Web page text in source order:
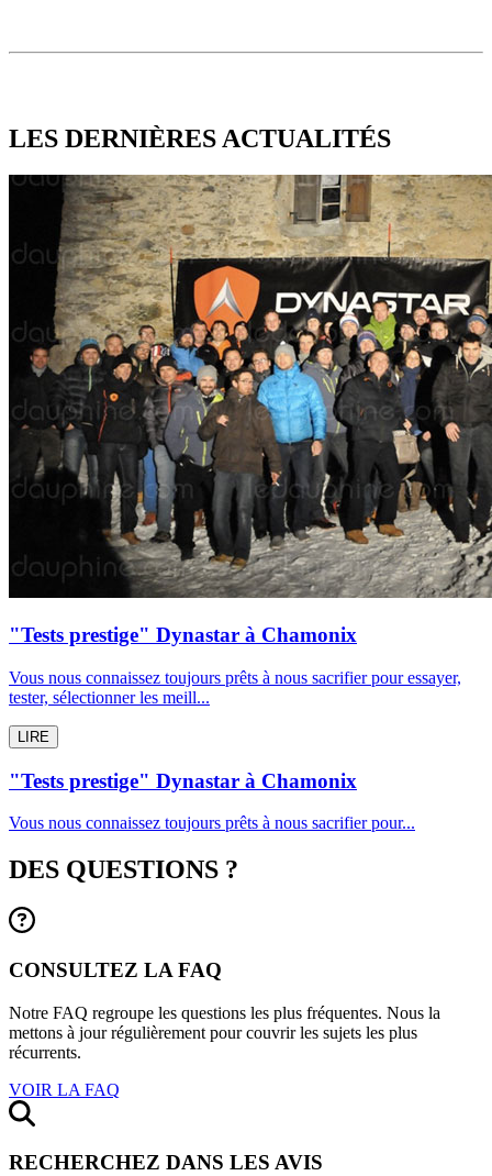
LES DERNIÈRES ACTUALITÉS
"Tests prestige" Dynastar à Chamonix
Vous nous connaissez toujours prêts à nous sacrifier pour essayer,
tester, sélectionner les meill...
LIRE
"Tests prestige" Dynastar à Chamonix
Vous nous connaissez toujours prêts à nous sacrifier pour...
DES QUESTIONS ?
CONSULTEZ LA FAQ
Notre FAQ regroupe les questions les plus fréquentes. Nous la
mettons à jour régulièrement pour couvrir les sujets les plus
récurrents.
VOIR LA FAQ
RECHERCHEZ DANS LES AVIS